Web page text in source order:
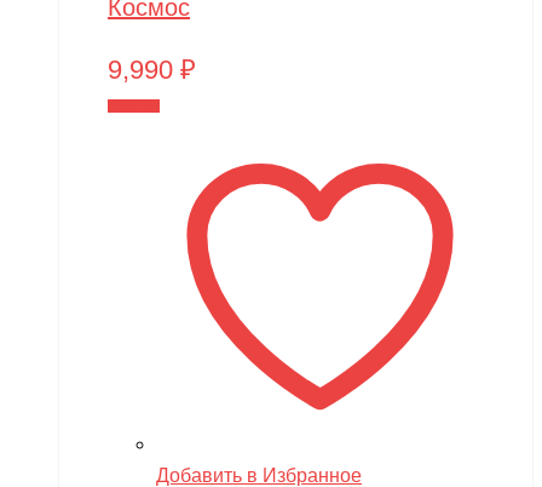
Космос
9,990 ₽
Добавить в Избранное